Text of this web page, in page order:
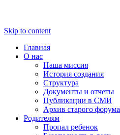
Skip to content
Главная
О нас
Наша миссия
История создания
Структура
Документы и отчеты
Публикации в СМИ
Архив старого форума
Родителям
Пропал ребенок